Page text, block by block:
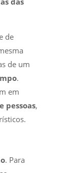
de
de um
.
em
pessoas,
. Para